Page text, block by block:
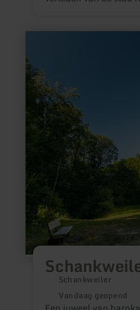
Schankweiler
Vandaag geopend
over:
Schankweiler
Klause